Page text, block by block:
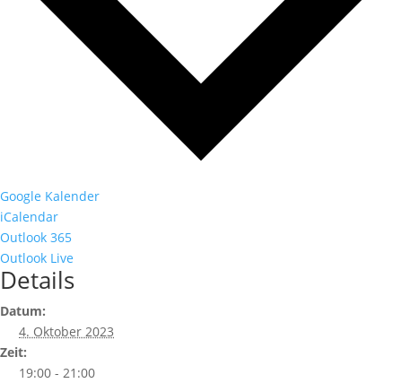
Google Kalender
iCalendar
Outlook 365
Outlook Live
Details
Datum:
4. Oktober 2023
Zeit:
19:00 - 21:00